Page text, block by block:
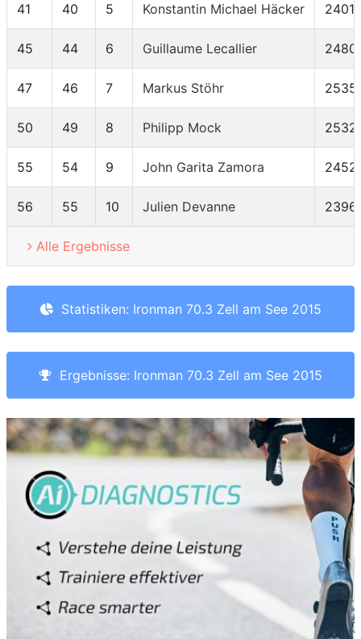
41 40 5 Konstantin Michael Häcker 2401
45 44 6 Guillaume Lecallier 2480
47 46 7 Markus Stöhr 2535
50 49 8 Philipp Mock 2532
55 54 9 John Garita Zamora 2452
56 55 10 Julien Devanne 2396
Alle Ergebnisse
Statistiken: Ironman 70.3 Zell am See 2015
Ergebnisse: Ironman 70.3 Zell am See 2015